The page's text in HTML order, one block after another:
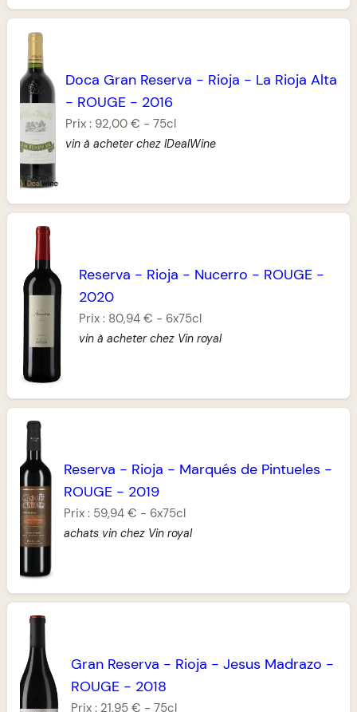
Doca Gran Reserva - Rioja - La Rioja Alta
- ROUGE- 2016
Prix : 92,00 € - 75cl
vin à acheter chez IDealWine
Reserva - Rioja - Nucerro - ROUGE -
2020
Prix : 80,94 € - 6x75cl
vin à acheter chez Vin royal
Reserva - Rioja - Marqués de Pintueles -
ROUGE - 2019
Prix : 59,94 € - 6x75cl
achats vin chez Vin royal
Gran Reserva - Rioja - Jesus Madrazo -
ROUGE- 2018
Prix : 21,95 € - 75cl